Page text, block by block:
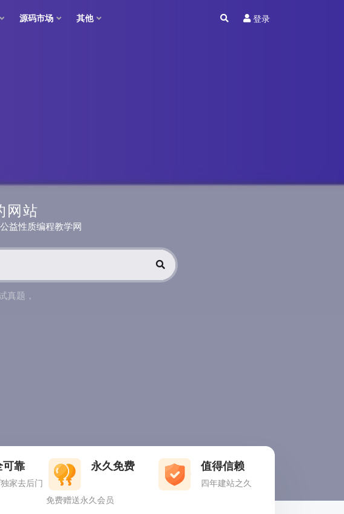
源码市场 其他 登录
网站
益性质编程教学网
真题 ，
靠
家去后门
永久免费
免费赠送永久会员
值得信赖
四年建站之久